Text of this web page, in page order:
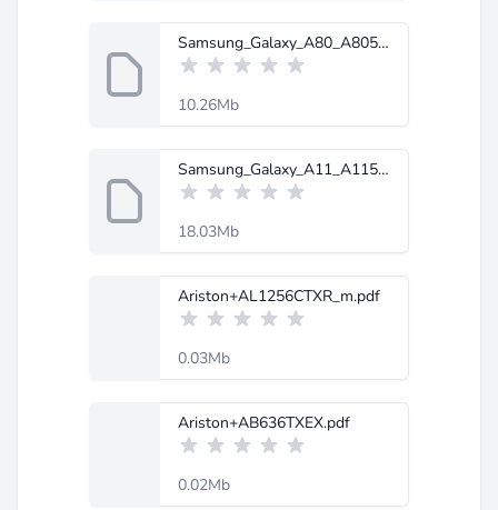
Samsung_Galaxy_A80_A805F_Schematic_Diagram-MobileRdx.com.zip
10.26Mb
Samsung_Galaxy_A11_A115F_Schematic_Diagram-MobileRdx.com.zip
18.03Mb
Ariston+AL1256CTXR_m.pdf
0.03Mb
Ariston+AB636TXEX.pdf
0.02Mb